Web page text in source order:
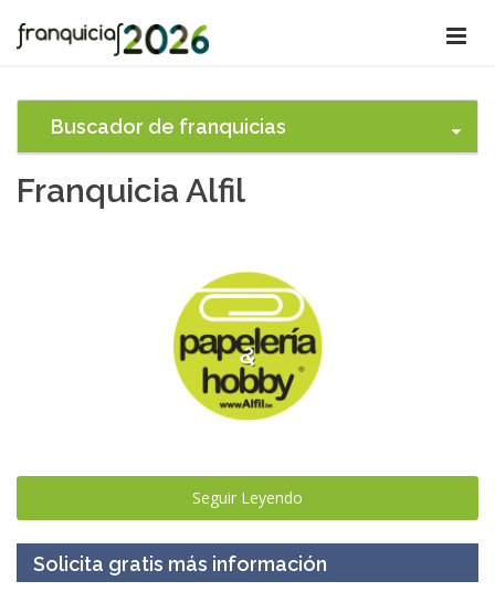
Buscador de franquicias
Franquicia Alfil
Seguir Leyendo
Solicita gratis más información